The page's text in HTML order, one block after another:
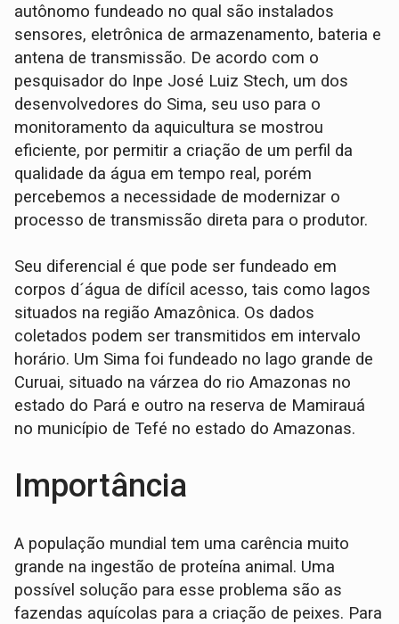
autônomo fundeado no qual são instalados
sensores, eletrônica de armazenamento, bateria e
antena de transmissão. De acordo com o
pesquisador do Inpe José Luiz Stech, um dos
desenvolvedores do Sima, seu uso para o
monitoramento da aquicultura se mostrou
eficiente, por permitir a criação de um perfil da
qualidade da água em tempo real, porém
percebemos a necessidade de modernizar o
processo de transmissão direta para o produtor.
Seu diferencial é que pode ser fundeado em
corpos d´água de difícil acesso, tais como lagos
situados na região Amazônica. Os dados
coletados podem ser transmitidos em intervalo
horário. Um Sima foi fundeado no lago grande de
Curuai, situado na várzea do rio Amazonas no
estado do Pará e outro na reserva de Mamirauá
no município de Tefé no estado do Amazonas.
Importância
A população mundial tem uma carência muito
grande na ingestão de proteína animal. Uma
possível solução para esse problema são as
fazendas aquícolas para a criação de peixes. Para